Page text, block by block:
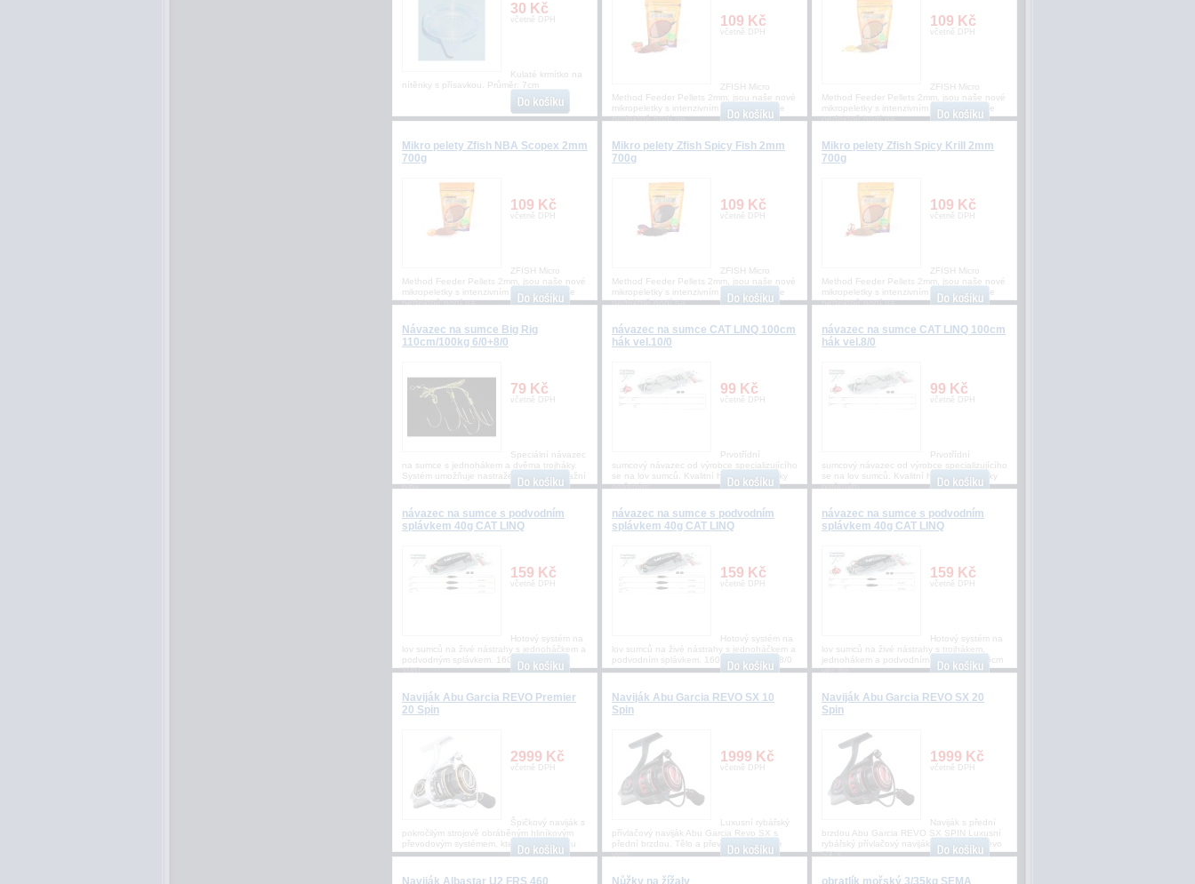
30 Kč
včetně DPH
Kulaté krmítko na
nítěnky s přísavkou. Průměr: 7cm
109 Kč
včetně DPH
ZFISH Micro
Method Feeder Pellets 2mm, jsou naše nové
mikropeletky s intenzivním aroma, které se
perfektně hodí na
109 Kč
včetně DPH
ZFISH Micro
Method Feeder Pellets 2mm, jsou naše nové
mikropeletky s intenzivním aroma, které se
perfektně hodí na
Mikro pelety Zfish NBA Scopex 2mm
700g
109 Kč
včetně DPH
ZFISH Micro
Method Feeder Pellets 2mm, jsou naše nové
mikropeletky s intenzivním aroma, které se
perfektně hodí na
Mikro pelety Zfish Spicy Fish 2mm
700g
109 Kč
včetně DPH
ZFISH Micro
Method Feeder Pellets 2mm, jsou naše nové
mikropeletky s intenzivním aroma, které se
perfektně hodí na
Mikro pelety Zfish Spicy Krill 2mm
700g
109 Kč
včetně DPH
ZFISH Micro
Method Feeder Pellets 2mm, jsou naše nové
mikropeletky s intenzivním aroma, které se
perfektně hodí na
Návazec na sumce Big Rig
110cm/100kg 6/0+8/0
79 Kč
včetně DPH
Speciální návazec
na sumce s jednohákem a dvěma trojháky.
Systém umožňuje nastražení velké nástražní
ryby
návazec na sumce CAT LINQ 100cm
hák vel.10/0
99 Kč
včetně DPH
Prvotřídní
sumcový návazec od výrobce specializujícího
se na lov sumců. Kvalitní háčky s chemicky
ostřeným
návazec na sumce CAT LINQ 100cm
hák vel.8/0
99 Kč
včetně DPH
Prvotřídní
sumcový návazec od výrobce specializujícího
se na lov sumců. Kvalitní háčky s chemicky
ostřeným
návazec na sumce s podvodním
splávkem 40g CAT LINQ
159 Kč
včetně DPH
Hotový systém na
lov sumců na živé nástrahy s jednoháčkem a
podvodným splávkem. 160cm vel. háčku
10/0
návazec na sumce s podvodním
splávkem 40g CAT LINQ
159 Kč
včetně DPH
Hotový systém na
lov sumců na živé nástrahy s jednoháčkem a
podvodním splávkem. 160cm vel. háčku 8/0
návazec na sumce s podvodním
splávkem 40g CAT LINQ
159 Kč
včetně DPH
Hotový systém na
lov sumců na živé nástrahy s trojhákem,
jednohákem a podvodním splávkem. 175cm
vel. tro
Naviják Abu Garcia REVO Premier
20 Spin
2999 Kč
včetně DPH
Špičkový naviják s
pokročilým strojově obráběným hliníkovým
převodovým systémem, který dává rybáři u
Naviják Abu Garcia REVO SX 10
Spin
1999 Kč
včetně DPH
Luxusní rybářský
přívlačový naviják Abu Garcia Revo SX s
přední brzdou. Tělo a převody navijáku je
vyro
Naviják Abu Garcia REVO SX 20
Spin
1999 Kč
včetně DPH
Naviják s přední
brzdou Abu Garcia REVO SX SPIN Luxusní
rybářský přívlačový naviják Abu Garcia Revo
SX s
Naviják Albastar U2 FRS 460 Nůžky na žížaly obratlík mořský 3/35kg SEMA